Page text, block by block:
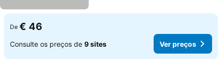
De € 46
Consulte os preços de 9 sites Ver preços